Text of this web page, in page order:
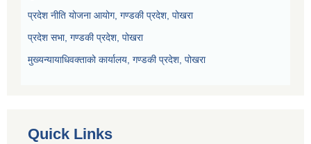
प्रदेश नीति योजना आयोग, गण्डकी प्रदेश, पोखरा
प्रदेश सभा, गण्डकी प्रदेश, पोखरा
मुख्यन्यायाधिवक्ताको कार्यालय, गण्डकी प्रदेश, पोखरा
Quick Links